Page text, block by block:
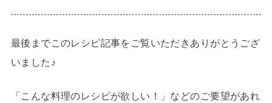
最後までこのレシピ記事をご覧いただきありがとうござ
いました♪
「こんな料理のレシピが欲しい！」などのご要望があれ